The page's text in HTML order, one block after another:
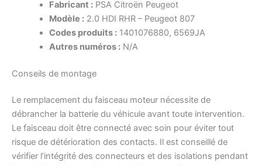
Fabricant :PSA Citroën Peugeot
Modèle :2.0 HDI RHR – Peugeot 807
Codes produits :1401076880, 6569JA
Autres numéros :N/A
Conseils de montage
Le remplacement du faisceau moteur nécessite de
débrancher la batterie du véhicule avant toute intervention.
Le faisceau doit être connecté avec soin pour éviter tout
risque de détérioration des contacts. Il est conseillé de
vérifier l’intégrité des connecteurs et des isolations pendant